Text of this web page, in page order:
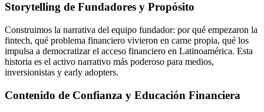
Storytelling de Fundadores y Propósito
Construimos la narrativa del equipo fundador: por qué empezaron la
fintech, qué problema financiero vivieron en carne propia, qué los
impulsa a democratizar el acceso financiero en Latinoamérica. Esta
historia es el activo narrativo más poderoso para medios,
inversionistas y early adopters.
Contenido de Confianza y Educación Financiera